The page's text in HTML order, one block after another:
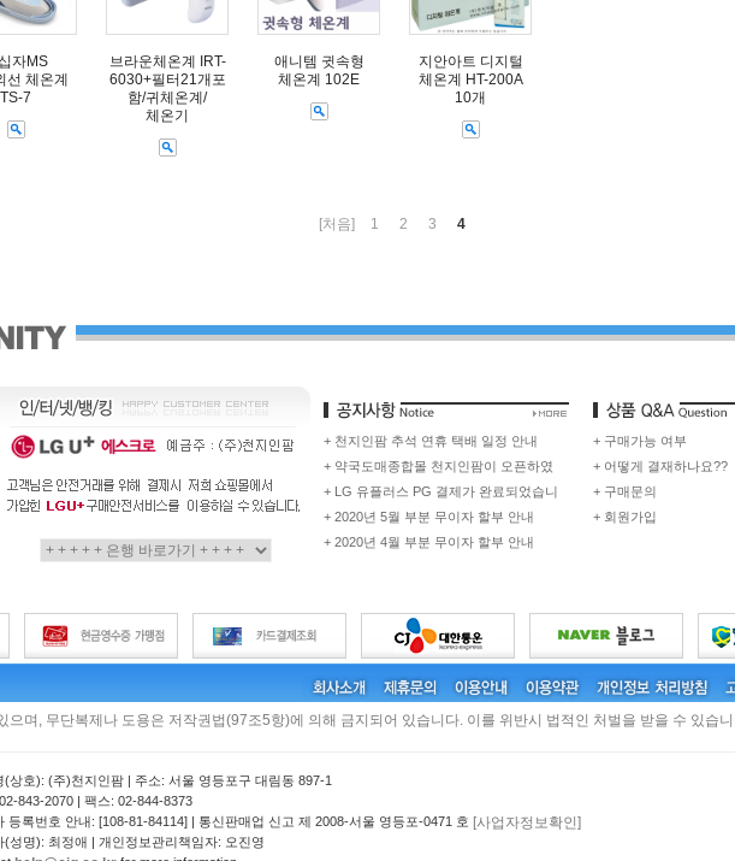
자MS
선 체온계
TS-7
브라운체온계 IRT-
6030+필터21개포
함/귀체온계/
체온기
애니템 귓속형
체온계 102E
지안아트 디지털
체온계 HT-200A
10개
[처음] 1 2 3 4
+ 천지인팜 추석 연휴 택배 일정 안내
+ 약국도매종합몰 천지인팜이 오픈하였
+ LG 유플러스 PG 결제가 완료되었습니
+ 2020년 5월 부분 무이자 할부 안내
+ 2020년 4월 부분 무이자 할부 안내
+ 구매가능 여부
+ 어떻게 결재하나요??
+ 구매문의
+ 회원가입
며, 무단복제나 도용은 저작권법(97조5항)에 의해 금지되어 있습니다. 이를 위반시 법적인 처벌을 받을 수 있습
(상호): (주)천지인팜 | 주소: 서울 영등포구 대림동 897-1
843-2070 | 팩스: 02-844-8373
등록번호 안내: [108-81-84114] | 통신판매업 신고 제 2008-서울 영등포-0471 호 [사업자정보확인]
(성명): 최정애 | 개인정보관리책임자: 오진영